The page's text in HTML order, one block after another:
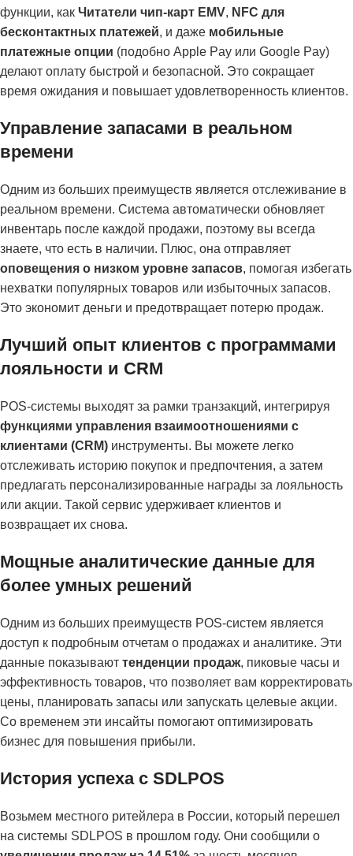
функции, как Читатели чип-карт EMV, NFC для
бесконтактных платежей, и даже мобильные
платежные опции (подобно Apple Pay или Google Pay)
делают оплату быстрой и безопасной. Это сокращает
время ожидания и повышает удовлетворенность клиентов.
Управление запасами в реальном
времени
Одним из больших преимуществ является отслеживание в
реальном времени. Система автоматически обновляет
инвентарь после каждой продажи, поэтому вы всегда
знаете, что есть в наличии. Плюс, она отправляет
оповещения о низком уровне запасов, помогая избегать
нехватки популярных товаров или избыточных запасов.
Это экономит деньги и предотвращает потерю продаж.
Лучший опыт клиентов с программами
лояльности и CRM
POS-системы выходят за рамки транзакций, интегрируя
функциями управления взаимоотношениями с
клиентами (CRM) инструменты. Вы можете легко
отслеживать историю покупок и предпочтения, а затем
предлагать персонализированные награды за лояльность
или акции. Такой сервис удерживает клиентов и
возвращает их снова.
Мощные аналитические данные для
более умных решений
Одним из больших преимуществ POS-систем является
доступ к подробным отчетам о продажах и аналитике. Эти
данные показывают тенденции продаж, пиковые часы и
эффективность товаров, что позволяет вам корректировать
цены, планировать запасы или запускать целевые акции.
Со временем эти инсайты помогают оптимизировать
бизнес для повышения прибыли.
История успеха с SDLPOS
Возьмем местного ритейлера в России, который перешел
на системы SDLPOS в прошлом году. Они сообщили о